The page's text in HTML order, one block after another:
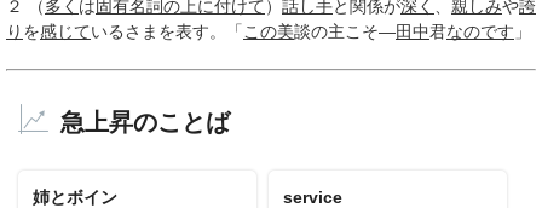
２
（多く は固有名詞の上に付けて） 話し手と関係が深く 親しみや誇
り を感じているさまを表す。「 この美談の主こそ―田中君なのです 」
急上昇のことば
姉とボイン service